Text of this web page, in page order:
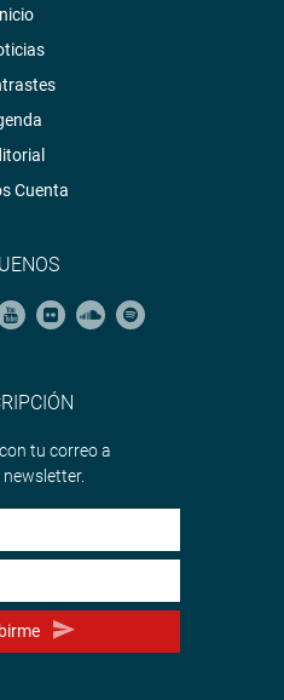
Cuenta
tu correo a